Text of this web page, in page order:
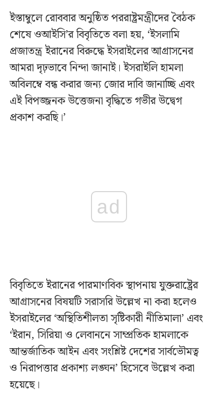
ইস্তাম্বুলে রোববার অনুষ্ঠিত পররাষ্ট্রমন্ত্রীদের বৈঠক
শেষে ওআইসি’র বিবৃতিতে বলা হয়, ‘ইসলামি
প্রজাতন্ত্র ইরানের বিরুদ্ধে ইসরাইলের আগ্রাসনের
আমরা দৃঢ়ভাবে নিন্দা জানাই। ইসরাইলি হামলা
অবিলম্বে বন্ধ করার জন্য জোর দাবি জানাচ্ছি এবং
এই বিপজ্জনক উত্তেজনা বৃদ্ধিতে গভীর উদ্বেগ
প্রকাশ করছি।’
ad
বিবৃতিতে ইরানের পারমাণবিক স্থাপনায় যুক্তরাষ্ট্রের
আগ্রাসনের বিষয়টি সরাসরি উল্লেখ না করা হলেও
ইসরাইলের ‘অস্থিতিশীলতা সৃষ্টিকারী নীতিমালা’ এবং
‘ইরান, সিরিয়া ও লেবাননে সাম্প্রতিক হামলাকে
আন্তর্জাতিক আইন এবং সংশ্লিষ্ট দেশের সার্বভৌমত্ব
ও নিরাপত্তার প্রকাশ্য লঙ্ঘন’ হিসেবে উল্লেখ করা
হয়েছে।